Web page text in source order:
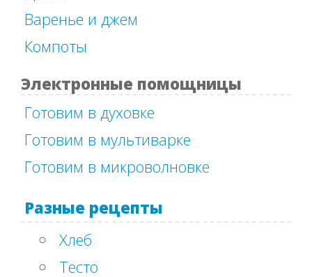
Варенье и джем
Компоты
Электронные помощницы
Готовим в духовке
Готовим в мультиварке
Готовим в микроволновке
Разные рецепты
Хлеб
Тесто